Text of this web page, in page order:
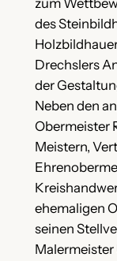
zum
des
Drechslers
der
Neben den
Obermeister
Meistern,
ehemaligen
seinen
Malermeister